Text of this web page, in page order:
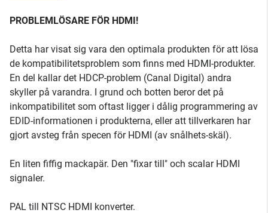
PROBLEMLÖSARE FÖR HDMI!
Detta har visat sig vara den optimala produkten för att lösa
de kompatibilitetsproblem som finns med HDMI-produkter.
En del kallar det HDCP-problem (Canal Digital) andra
skyller på varandra. I grund och botten beror det på
inkompatibilitet som oftast ligger i dålig programmering av
EDID-informationen i produkterna, eller att tillverkaren har
gjort avsteg från specen för HDMI (av snålhets-skäl).
En liten fiffig mackapär. Den "fixar till" och scalar HDMI
signaler.
PAL till NTSC HDMI konverter.